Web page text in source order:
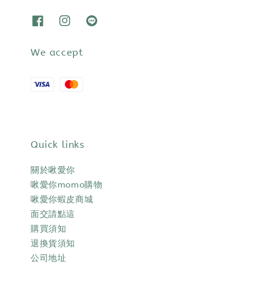
We accept
Quick links
關於啾愛你
啾愛你momo購物
啾愛你蝦皮商城
面交請點這
購買須知
退換貨須知
公司地址